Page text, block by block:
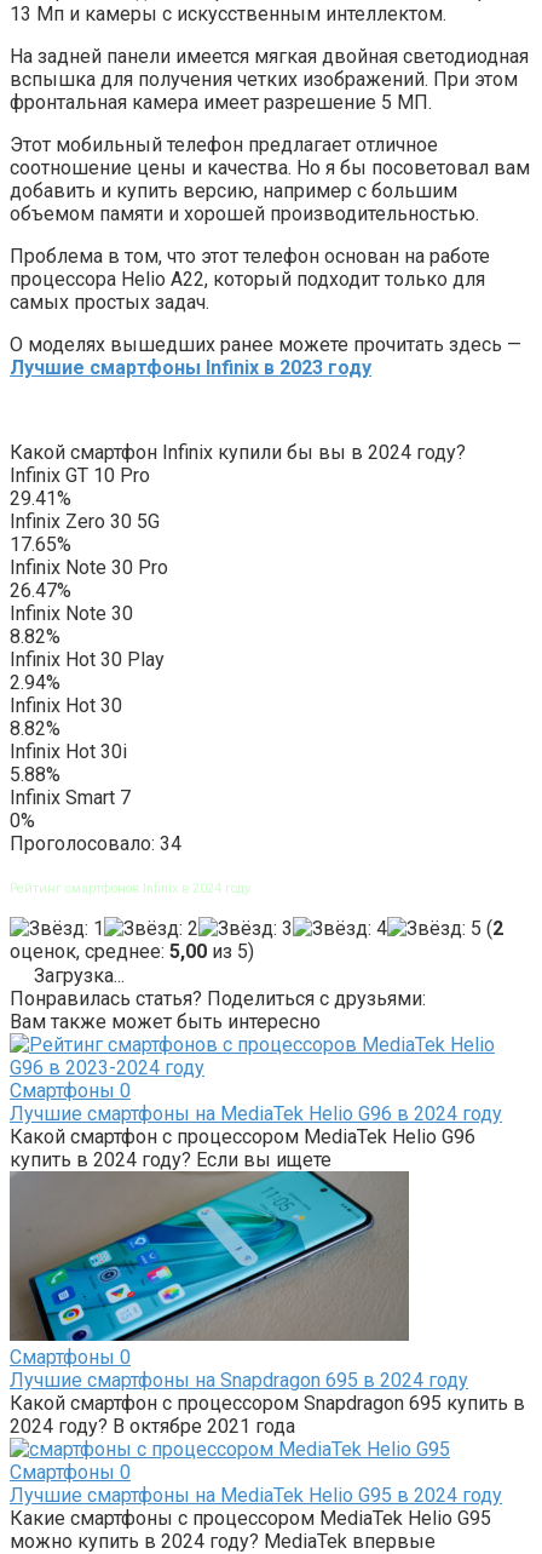
13 Мп и камеры с искусственным интеллектом.
На задней панели имеется мягкая двойная светодиодная
вспышка для получения четких изображений. При этом
фронтальная камера имеет разрешение 5 МП.
Этот мобильный телефон предлагает отличное
соотношение цены и качества. Но я бы посоветовал вам
добавить и купить версию, например с большим
объемом памяти и хорошей производительностью.
Проблема в том, что этот телефон основан на работе
процессора Helio A22, который подходит только для
самых простых задач.
О моделях вышедших ранее можете прочитать здесь —
Лучшие смартфоны Infinix в 2023 году
Какой смартфон Infinix купили бы вы в 2024 году?
Infinix GT 10 Pro
29.41%
Infinix Zero 30 5G
17.65%
Infinix Note 30 Pro
26.47%
Infinix Note 30
8.82%
Infinix Hot 30 Play
2.94%
Infinix Hot 30
8.82%
Infinix Hot 30i
5.88%
Infinix Smart 7
0%
Проголосовало: 34
Рейтинг смартфонов Infinix в 2024 году
(2
оценок, среднее: 5,00 из 5)
Загрузка...
Понравилась статья? Поделиться с друзьями:
Вам также может быть интересно
Смартфоны 0
Лучшие смартфоны на MediaTek Helio G96 в 2024 году
Какой смартфон с процессором MediaTek Helio G96
купить в 2024 году? Если вы ищете
Смартфоны 0
Лучшие смартфоны на Snapdragon 695 в 2024 году
Какой смартфон с процессором Snapdragon 695 купить в
2024 году? В октябре 2021 года
Смартфоны 0
Лучшие смартфоны на MediaTek Helio G95 в 2024 году
Какие смартфоны с процессором MediaTek Helio G95
можно купить в 2024 году? MediaTek впервые